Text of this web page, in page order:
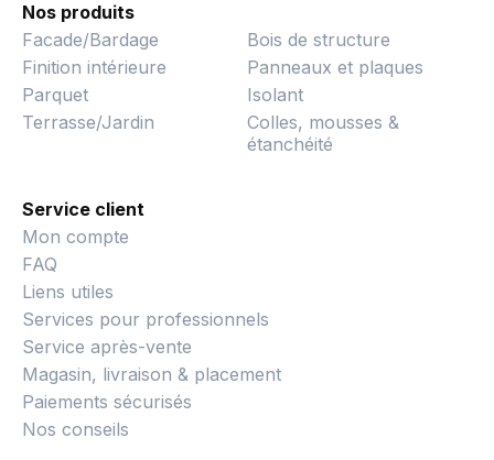
Nos produits
Facade/Bardage
Finition intérieure
Parquet
Terrasse/Jardin
Bois de structure
Panneaux et plaques
Isolant
Colles, mousses &
étanchéité
Service client
Mon compte
FAQ
Liens utiles
Services pour professionnels
Service après-vente
Magasin, livraison & placement
Paiements sécurisés
Nos conseils